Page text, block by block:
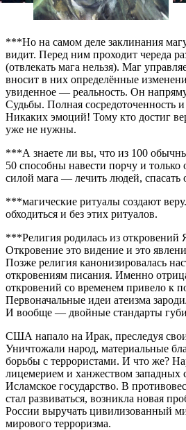
***Но на самом деле заклинания
видит. Перед ним проходит череда
(отвлекать мага нельзя). Маг
вносит в них определённые
увиденное — реальность. Он
Судьбы. Полная сосредоточенность
Никаких эмоций! Тому кто достиг
уже не нужны.
***А знаете ли вы, что из 100
50 способны навести порчу и только
силой мага — лечить людей, спасать
***магические ритуалы создают
обходиться и без этих ритуалов.
***Религия родилась из откровений
Откровение это видение и это
Позже религия канонизировалась
откровениям писания. Именно
откровений со временем привело к
Первоначальные идеи атеизма
И вообще — двойные стандарты
США напало на Ирак, преследуя
Уничтожали народ, материальные
борьбы с террористами. И что же?
лицемерием и ханжеством западных
Исламское государство. В
стал развиваться, возникла новая
России выручать цивилизованный
мирового терроризма.